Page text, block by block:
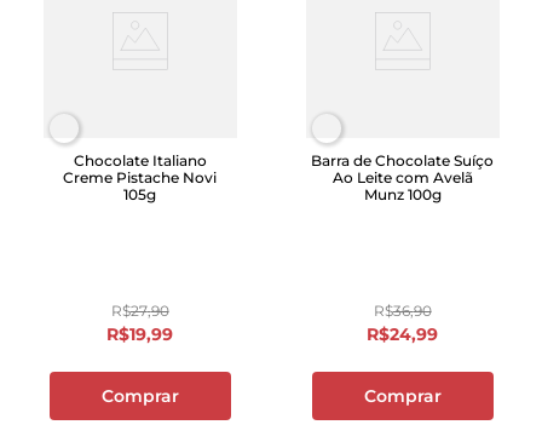
Chocolate Italiano
Creme Pistache Novi
105g
R$27,90
R$19,99
Comprar
Barra de Chocolate Suíço
Ao Leite com Avelã
Munz 100g
R$36,90
R$24,99
Comprar